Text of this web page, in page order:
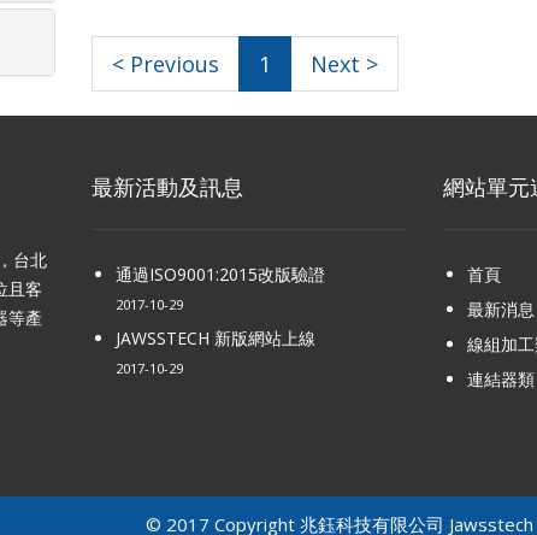
< Previous 1 Next >
台北
且客
等產
最新活動及訊息
通過ISO9001:2015改版驗證
2017-10-29
JAWSSTECH 新版網站上線
2017-10-29
網站單元
首頁
最新消息
線組加
連結器類
© 2017 Copyright 兆鈺科技有限公司